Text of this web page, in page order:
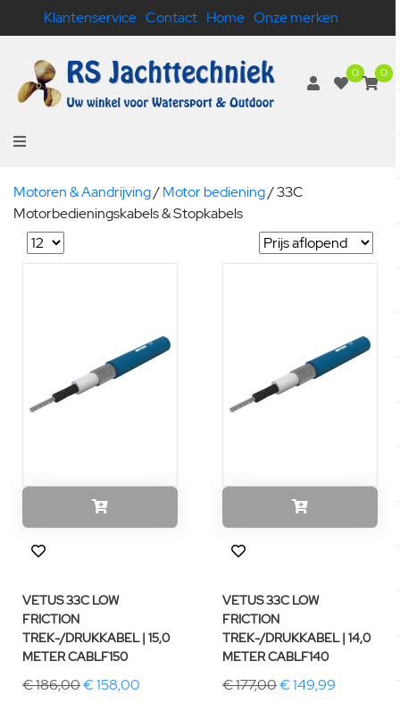
Klantenservice Contact Home Onze merken
0 0
Motoren & Aandrijving/Motor bediening/33C
Motorbedieningskabels & Stopkabels
VETUS 33C LOW
FRICTION
TREK-/DRUKKABEL | 15,0
METER CABLF150
€ 186,00€ 158,00
VETUS 33C LOW
FRICTION
TREK-/DRUKKABEL | 14,0
METER CABLF140
€ 177,00€ 149,99